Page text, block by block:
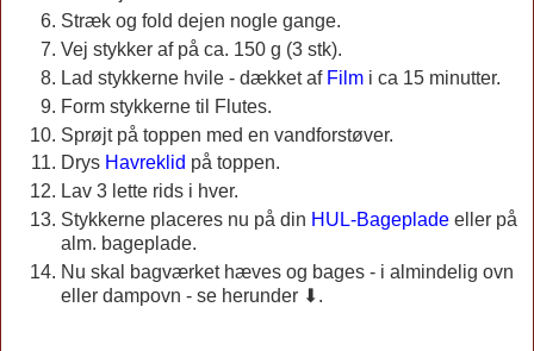
Stræk og fold dejen nogle gange.
Vej stykker af på ca. 150 g (3 stk).
Lad stykkerne hvile - dækket af Film i ca 15 minutter.
Form stykkerne til Flutes.
Sprøjt på toppen med en vandforstøver.
Drys Havreklid på toppen.
Lav 3 lette rids i hver.
Stykkerne placeres nu på din HUL-Bageplade eller på
alm. bageplade.
Nu skal bagværket hæves og bages - i almindelig ovn
eller dampovn - se herunder ⬇.